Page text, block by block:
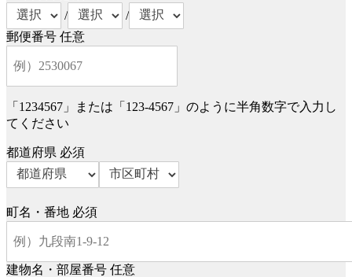
/
/
郵便番号 任意
「1234567」または「123-4567」のように半角数字で入力し
てください
都道府県 必須
町名・番地 必須
建物名・部屋番号 任意